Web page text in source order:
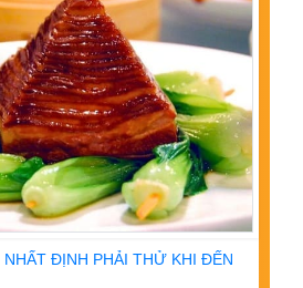
ĐỊNH PHẢI THỬ KHI ĐẾN